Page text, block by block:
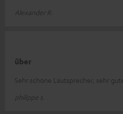
Alexander R.
über
Sehr schöne Lautsprecher, sehr
philippe s.